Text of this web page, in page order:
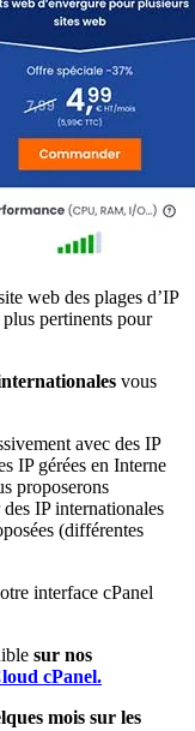
web des plages d’IP
pertinents pour
vous
avec des IP
IP gérées en Interne
proposerons
IP internationales
(différentes
interface cPanel
sur nos
cPanel.
mois sur les